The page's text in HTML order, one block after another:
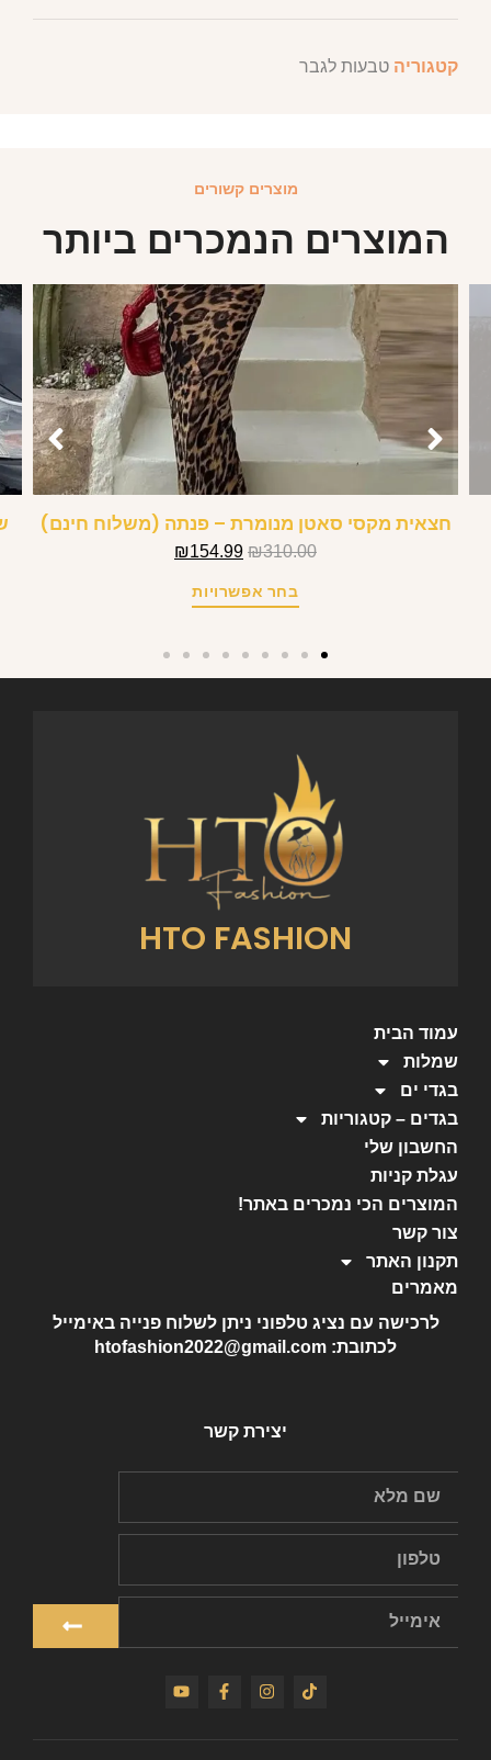
קטגוריה טבעות לגבר
מוצרים קשורים
המוצרים הנמכרים ביותר
חצאית מקסי סאטן מנומרת – פנתה (משלוח חינם)
₪310.00
₪154.99
בחר אפשרויות
HTO FASHION
עמוד הבית
שמלות
בגדי ים
בגדים – קטגוריות
החשבון שלי
עגלת קניות
המוצרים הכי נמכרים באתר!
צור קשר
תקנון האתר
מאמרים
לרכישה עם נציג טלפוני ניתן לשלוח פנייה באימייל
לכתובת: htofashion2022@gmail.com
יצירת קשר